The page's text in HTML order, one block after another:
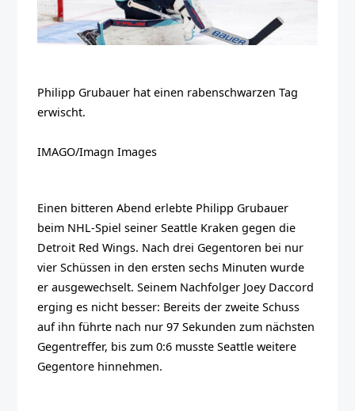
Philipp Grubauer hat einen rabenschwarzen Tag
erwischt.
IMAGO/Imagn Images
Einen bitteren Abend erlebte Philipp Grubauer
beim NHL-Spiel seiner Seattle Kraken gegen die
Detroit Red Wings. Nach drei Gegentoren bei nur
vier Schüssen in den ersten sechs Minuten wurde
er ausgewechselt. Seinem Nachfolger Joey Daccord
erging es nicht besser: Bereits der zweite Schuss
auf ihn führte nach nur 97 Sekunden zum nächsten
Gegentreffer, bis zum 0:6 musste Seattle weitere
Gegentore hinnehmen.